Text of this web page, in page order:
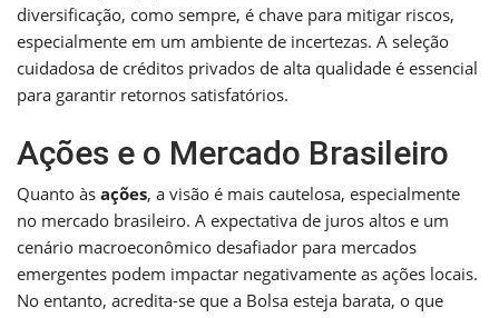
diversificação, como sempre, é chave para mitigar riscos,
especialmente em um ambiente de incertezas. A seleção
cuidadosa de créditos privados de alta qualidade é essencial
para garantir retornos satisfatórios.
Ações e o Mercado Brasileiro
Quanto às ações, a visão é mais cautelosa, especialmente
no mercado brasileiro. A expectativa de juros altos e um
cenário macroeconômico desafiador para mercados
emergentes podem impactar negativamente as ações locais.
No entanto, acredita-se que a Bolsa esteja barata, o que